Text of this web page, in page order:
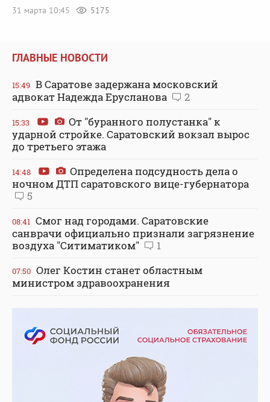
31 марта 10:45
5175
ГЛАВНЫЕ НОВОСТИ
15:49 В Саратове задержана московский
адвокат Надежда Ерусланова
2
15:33
От "буранного полустанка" к
ударной стройке. Саратовский вокзал вырос
до третьего этажа
14:48
Определена подсудность дела о
ночном ДТП саратовского вице-губернатора
5
08:41 Смог над городами. Саратовские
санврачи официально признали загрязнение
воздуха "Ситиматиком"
1
07:50 Олег Костин станет областным
министром здравоохранения